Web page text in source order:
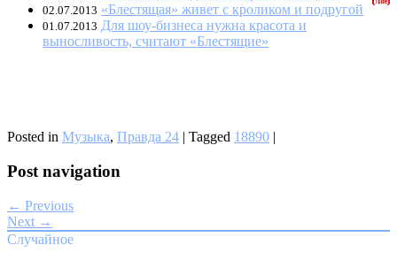
02.07.2013 «Блестящая» живет с кроликом и подругой
01.07.2013 Для шоу-бизнеса нужна красота и
выносливость, считают «Блестящие»
Posted in Музыка, Правда 24 | Tagged 18890 |
Post navigation
← Previous
Next →
Случайное